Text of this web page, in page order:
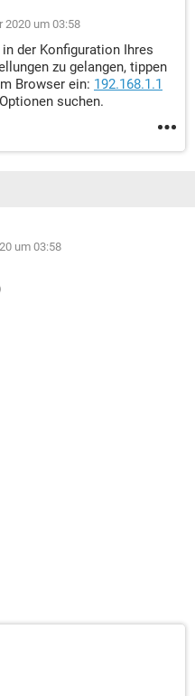
2020 um 03:58
der Konfiguration Ihres
zu gelangen, tippen
Browser ein: 192.168.1.1
suchen.
um 03:58